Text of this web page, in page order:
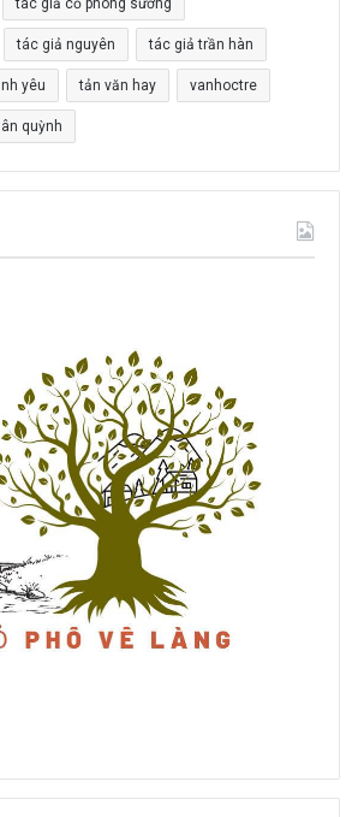
tác giả nguyên tác giả trần hàn
yêu tản văn hay vanhoctre
quỳnh